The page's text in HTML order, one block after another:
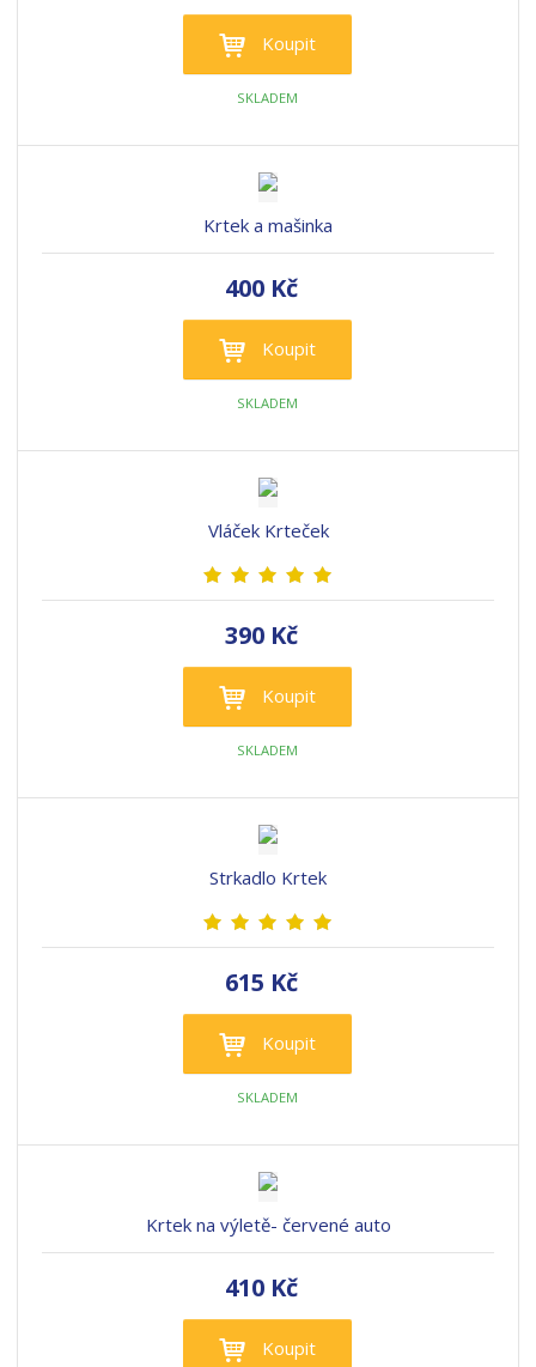
Koupit
SKLADEM
Krtek a mašinka
400 Kč
Koupit
SKLADEM
Vláček Krteček
390 Kč
Koupit
SKLADEM
Strkadlo Krtek
615 Kč
Koupit
SKLADEM
Krtek na výletě- červené auto
410 Kč
Koupit